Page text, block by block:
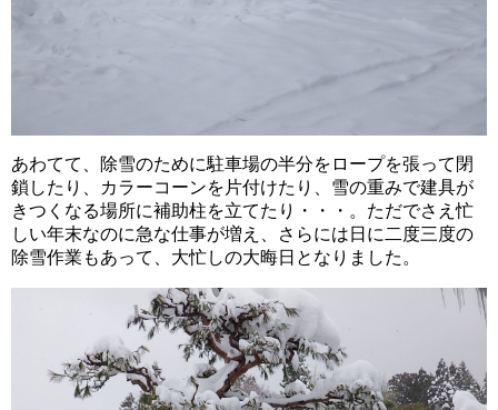
あわてて、除雪のために駐車場の半分をロープを張って閉
鎖したり、カラーコーンを片付けたり、雪の重みで建具が
きつくなる場所に補助柱を立てたり・・・。ただでさえ忙
しい年末なのに急な仕事が増え、さらには日に二度三度の
除雪作業もあって、大忙しの大晦日となりました。